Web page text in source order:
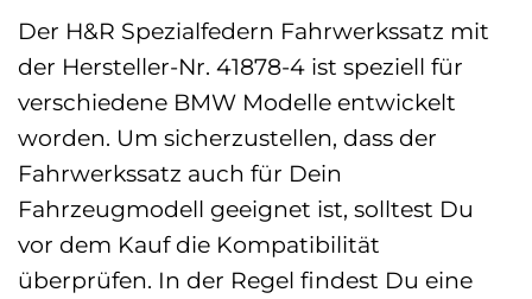
Der H&R Spezialfedern Fahrwerkssatz mit
der Hersteller-Nr. 41878-4 ist speziell für
verschiedene BMW Modelle entwickelt
worden. Um sicherzustellen, dass der
Fahrwerkssatz auch für Dein
Fahrzeugmodell geeignet ist, solltest Du
vor dem Kauf die Kompatibilität
überprüfen. In der Regel findest Du eine